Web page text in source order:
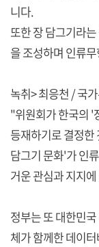
니다.
또한 장 담그기라
을 조성하며 인류
녹취> 최응천 / 국
"위원회가 한국의 '
등재하기로 결정한
담그기 문화'가 인
거운 관심과 지지
정부는 또 대한민
체가 함께한 데이